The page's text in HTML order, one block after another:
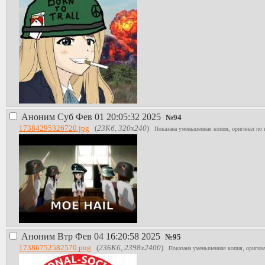
Аноним Суб Фев 01 20:05:32 2025 №94
17384295326720.jpg (23Кб, 320x240) Показана уменьшенная копия, оригинал по
Аноним Втр Фев 04 16:20:58 2025 №95
17386752582570.png (236Кб, 2398x2400) Показана уменьшенная копия,